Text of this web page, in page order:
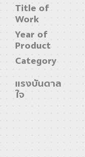
Title of
Work
Year of
Product
Category
แรงบันดาล
ใจ